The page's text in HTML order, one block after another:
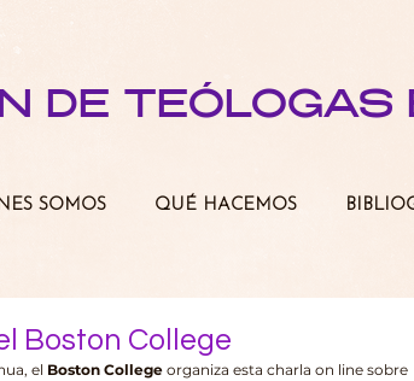
DE TEÓLOGAS
Boston College
el Boston College organiza esta charla on line sobre
SOMOS QUÉ HACEMOS